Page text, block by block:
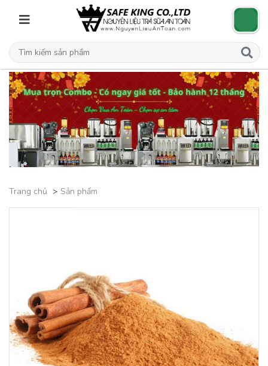
Trang chủ Sản phẩm